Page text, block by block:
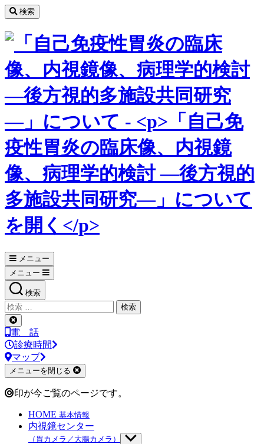
コ
ン
テ
ツ
へ
キ
プ
検索
メニュー
メニュー
検索
検
索
対
象:
検
索
を
閉
じ
る
電 話
診療時間
マップ
メニューを閉じる
印が今ご覧のページです。
HOME 基本情報
内視鏡センター
（胃カメラ／大腸カメラ）
サ